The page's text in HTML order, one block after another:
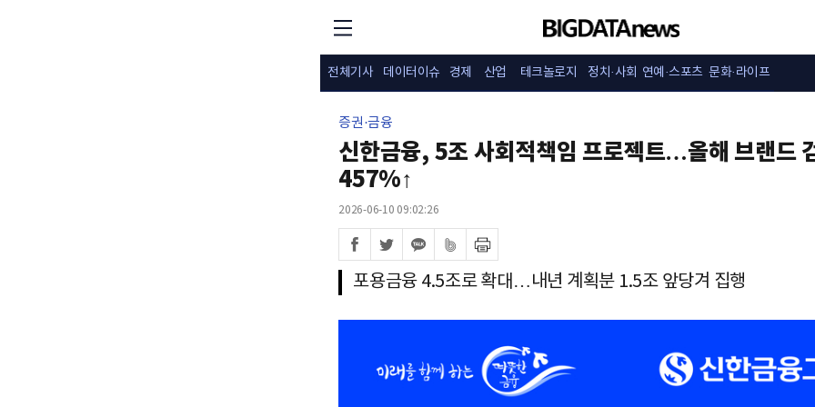
전체기사 데이터이슈 경제 산업 테크놀로지 정치·사회 연예·스포츠 문화·라이프
증권·금융
신한금융, 5조 사회적책임 프로젝트…올해 브랜드
457%↑
2026-06-10 09:02:26
포용금융 4.5조로 확대…내년 계획분 1.5조 앞당겨 집행